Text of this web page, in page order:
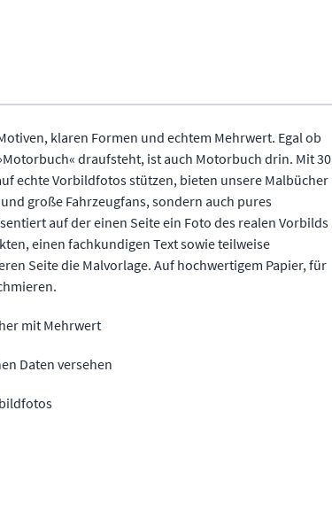
klaren Formen und echtem Mehrwert. Egal ob
draufsteht, ist auch Motorbuch drin. Mit 30
echte Vorbildfotos stützen, bieten unsere Malbücher
große Fahrzeugfans, sondern auch pures
auf der einen Seite ein Foto des realen Vorbilds
einen fachkundigen Text sowie teilweise
Seite die Malvorlage. Auf hochwertigem Papier, für
mit Mehrwert
Daten versehen